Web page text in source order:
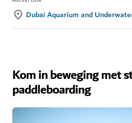
Dubai Aquarium and
Kom in beweging met
paddleboarding